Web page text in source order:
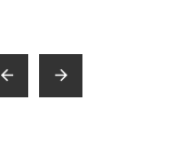
 